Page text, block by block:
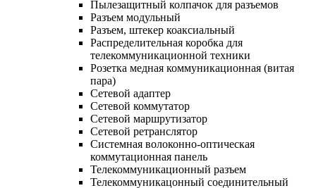
Пылезащитный колпачок для разъемов
Разъем модульный
Разъем, штекер коаксиальный
Распределительная коробка для
телекоммуникационной техники
Розетка медная коммуникационная (витая
пара)
Сетевой адаптер
Сетевой коммутатор
Сетевой маршрутизатор
Сетевой ретранслятор
Системная волоконно-оптическая
коммутационная панель
Телекоммуникационный разъем
Телекоммуникацонный соединительный